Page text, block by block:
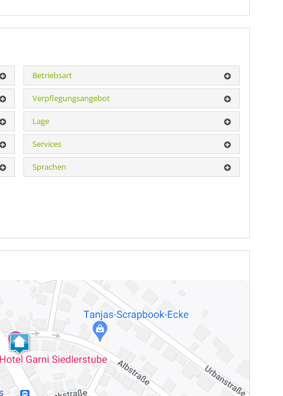
Betriebsart
Verpflegungsangebot
Lage
Services
Sprachen